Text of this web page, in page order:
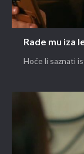
Rade mu iza
Hoće li saznati